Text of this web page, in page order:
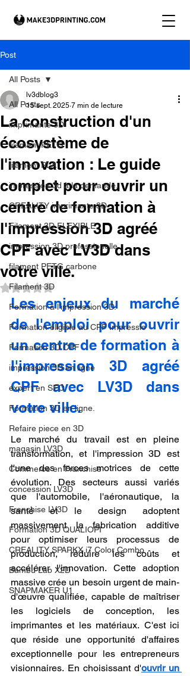
Post
All Posts
imprimante 3D
filament PETG
filament PLA
impression 3d à la demande.
CREALITY imprimante 3D
Filament 3D FLEXIBLE
impression 3D professionelle
filament PETG carbone
Filament 3D
Formation à l'impression 3D.
Formation éligible au CPF Impressio
Formation 3D CPF
impression 3D en ligne
expert en SEO
Formation 3D en ligne.
Refaire piece en 3D
magasin LV3D
Commerce en Franchise
concession LV3D
Franchise LV3D
Formation 3D QUALIOPI
CREALITY SPARKX i7 Color Combo
Bambu Lab X2D
SNAPMAKER U1
All Posts
La construction d'un
écosystème de
l'innovation : Le guide
complet pour ouvrir un
centre de formation à
l'impression 3D agréé
CPF avec LV3D dans
votre ville.
lv3dblog3
15 sept. 2025 7 min de lecture
Noté NaN étoiles sur 5.
Les enjeux du marché
de l'emploi pour ouvrir
un centre de formation à
l'impression 3D agréé
CPF avec LV3D dans
votre ville.
Le marché du travail est en pleine
transformation, et l'impression 3D est
l'une des forces motrices de cette
évolution. Des secteurs aussi variés
que l'automobile, l'aéronautique, la
santé et le design adoptent
massivement la fabrication additive
pour optimiser leurs processus de
production, réduire les coûts et
accélérer l'innovation. Cette adoption
massive crée un besoin urgent de main-
d'œuvre qualifiée, capable de maîtriser
les logiciels de conception, les
imprimantes et les matériaux. C'est ici
que réside une opportunité d'affaires
exceptionnelle pour les entrepreneurs
visionnaires. En choisissant d'ouvrir un